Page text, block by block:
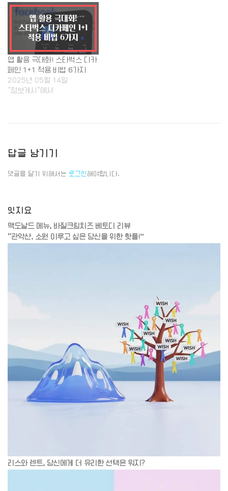
앱 활용 극대화! 스타벅스 디카
페인 1+1 적용 비법 6가지
2025년 05월 14일
"정보게시"에서
답글 남기기
댓글을 달기 위해서는 로그인해야합니다.
잇지요
맥도날드 메뉴, 바질크림치즈 베토디 리뷰
“관악산, 소원 이루고 싶은 당신을 위한 핫플!”
리스와 렌트, 당신에게 더 유리한 선택은 뭐지?